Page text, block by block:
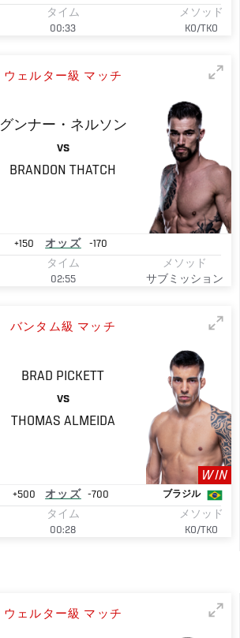
タイム
00:33
メソッド
KO/TKO
ウェルター級 マッチ
グンナー・ネルソン
VS
BRANDON THATCH
+150 オッズ
-170
タイム
02:55
メソッド
サブミッション
バンタム級 マッチ
BRAD PICKETT
VS
THOMAS ALMEIDA
WIN
+500 オッズ -700 ブラジル
タイム
00:28
メソッド
KO/TKO
ウェルター級 マッチ